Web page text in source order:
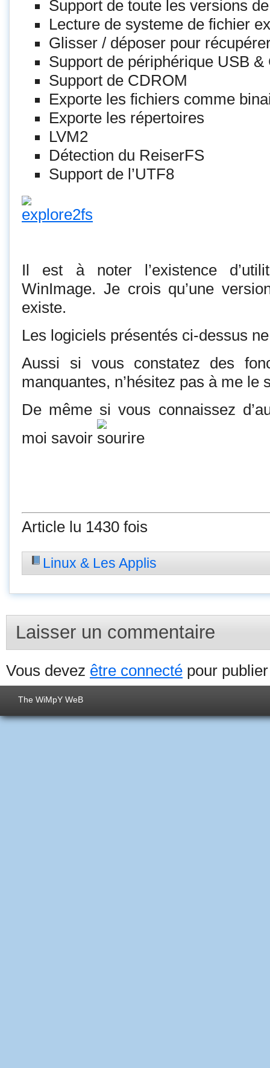
Support de toute les versions
Lecture de systeme de fichier
Glisser / déposer pour
Support de périphérique USB &
Support de CDROM
Exporte les fichiers comme
Exporte les répertoires
LVM2
Détection du ReiserFS
Support de l’UTF8
Il est à noter l’existence
WinImage. Je crois qu’une
existe.
Les logiciels présentés ci-dessus
Aussi si vous constatez des
manquantes, n’hésitez pas à me le
De même si vous connaissez
moi savoir
Article lu 1430 fois
Linux & Les Applis
Laisser un commentaire
Vous devez être connecté pour
The WiMpY WeB